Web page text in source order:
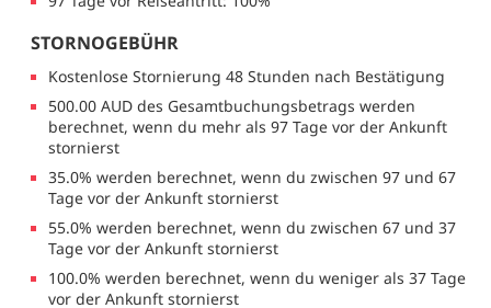
STORNOGEBÜHR
Kostenlose Stornierung 48 Stunden nach Bestätigung
500.00 AUD des Gesamtbuchungsbetrags werden
berechnet, wenn du mehr als 97 Tage vor der Ankunft
stornierst
35.0% werden berechnet, wenn du zwischen 97 und 67
Tage vor der Ankunft stornierst
55.0% werden berechnet, wenn du zwischen 67 und 37
Tage vor der Ankunft stornierst
100.0% werden berechnet, wenn du weniger als 37 Tage
vor der Ankunft stornierst